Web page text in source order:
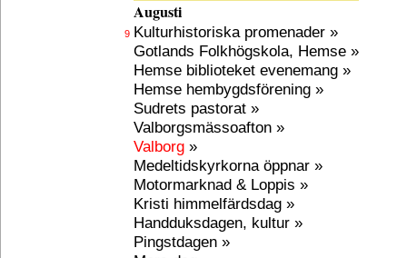
Augusti
9 Kulturhistoriska promenader »
Gotlands Folkhögskola, Hemse »
Hemse biblioteket evenemang »
Hemse hembygdsförening »
Sudrets pastorat »
Valborgsmässoafton »
Valborg »
Medeltidskyrkorna öppnar »
Motormarknad & Loppis »
Kristi himmelfärdsdag »
Handduksdagen, kultur »
Pingstdagen »